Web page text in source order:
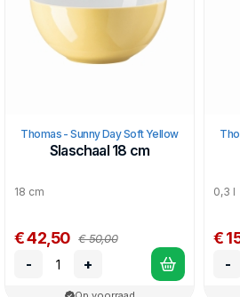
Thomas - Sunny Day Soft Yellow
Slaschaal 18 cm
18 cm
€ 42,50 € 50,00
- +
0,3 l
€
-